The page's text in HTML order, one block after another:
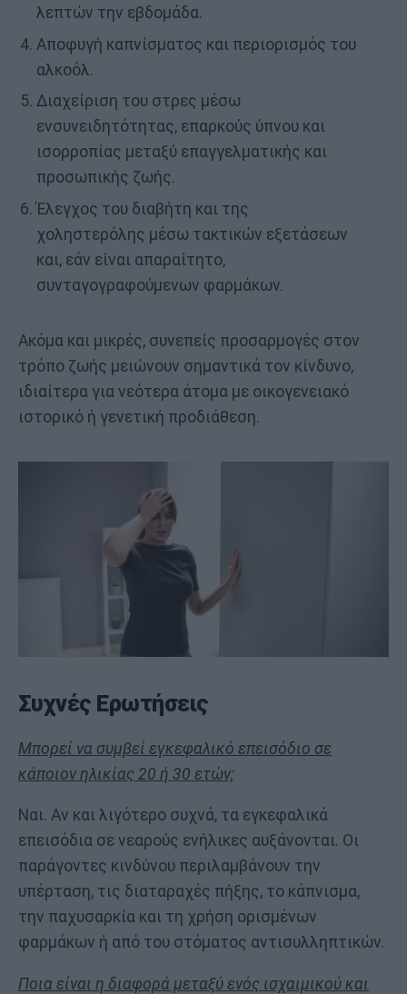
λεπτών την εβδομάδα.
Αποφυγή καπνίσματος και περιορισμός του
αλκοόλ.
Διαχείριση του στρες μέσω
ενσυνειδητότητας, επαρκούς ύπνου και
ισορροπίας μεταξύ επαγγελματικής και
προσωπικής ζωής.
Έλεγχος του διαβήτη και της
χοληστερόλης μέσω τακτικών εξετάσεων
και, εάν είναι απαραίτητο,
συνταγογραφούμενων φαρμάκων.
Ακόμα και μικρές, συνεπείς προσαρμογές στον
τρόπο ζωής μειώνουν σημαντικά τον κίνδυνο,
ιδιαίτερα για νεότερα άτομα με οικογενειακό
ιστορικό ή γενετική προδιάθεση.
Συχνές Ερωτήσεις
Μπορεί να συμβεί εγκεφαλικό επεισόδιο σε
κάποιον ηλικίας 20 ή 30 ετών;
Ναι. Αν και λιγότερο συχνά, τα εγκεφαλικά
επεισόδια σε νεαρούς ενήλικες αυξάνονται. Οι
παράγοντες κινδύνου περιλαμβάνουν την
υπέρταση, τις διαταραχές πήξης, το κάπνισμα,
την παχυσαρκία και τη χρήση ορισμένων
φαρμάκων ή από του στόματος αντισυλληπτικών.
Ποια είναι η διαφορά μεταξύ ενός ισχαιμικού και